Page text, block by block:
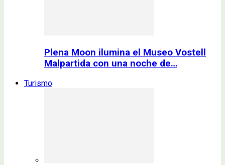
Plena Moon ilumina el Museo Vostell
Malpartida con una noche de…
Turismo